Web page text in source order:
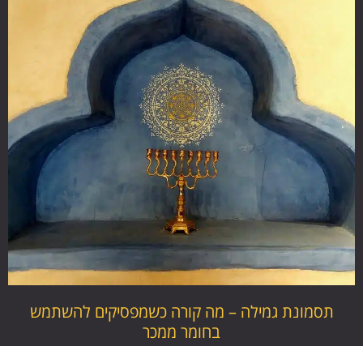
תסמונת גמילה – מה קורה כשמפסיקים להשתמש
בחומר ממכר